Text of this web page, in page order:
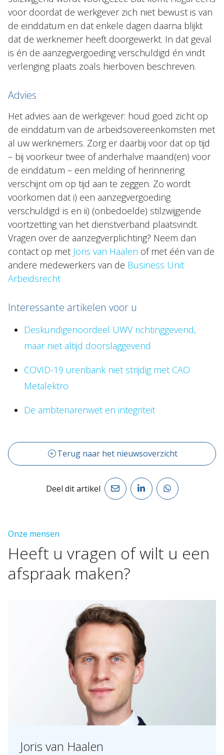
voor doordat de werkgever zich niet bewust is van
de einddatum en dat enkele dagen daarna blijkt
dat de werknemer heeft doorgewerkt. In dat geval
is én de aanzegvergoeding verschuldigd én vindt
verlenging plaats zoals hierboven beschreven.
Advies
Het advies aan de werkgever: houd goed zicht op
de einddatum van de arbeidsovereenkomsten met
al uw werknemers. Zorg er daarbij voor dat op tijd
– bij voorkeur twee of anderhalve maand(en) voor
de einddatum – een melding of herinnering
verschijnt om op tijd aan te zeggen. Zo wordt
voorkomen dat i) een aanzegvergoeding
verschuldigd is en ii) (onbedoelde) stilzwijgende
voortzetting van het dienstverband plaatsvindt.
Vragen over de aanzegverplichting? Neem dan
contact op met Joris van Haalen of met één van de
andere medewerkers van de Business Unit
Arbeidsrecht
Interessante artikelen voor u
Deskundigenoordeel UWV richtinggevend,
maar niet altijd doorslaggevend
COVID-19 urenbank niet strijdig met CAO
Metalektro
De ambtenarenwet en integriteit
Terug naar het nieuwsoverzicht
Deel dit artikel
Onze mensen
Heeft u vragen ofwilt u een
afspraak maken?
Joris van Haalen